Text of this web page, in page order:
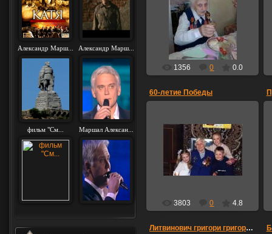
Александр Марш... Александр Марш...
фильм "См... Маршал Алексан...
09.10.2015
свой
1356 0 0.0
60-летие Победы
18.05.2010
Мельникова Вера Яковлевна с
правнуками!
l_kanina
3803 0 4.8
Литвинович григори григорьевич